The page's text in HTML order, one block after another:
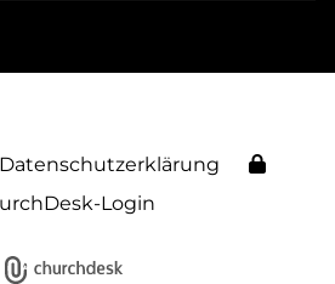
Datenschutzerklärung
Login